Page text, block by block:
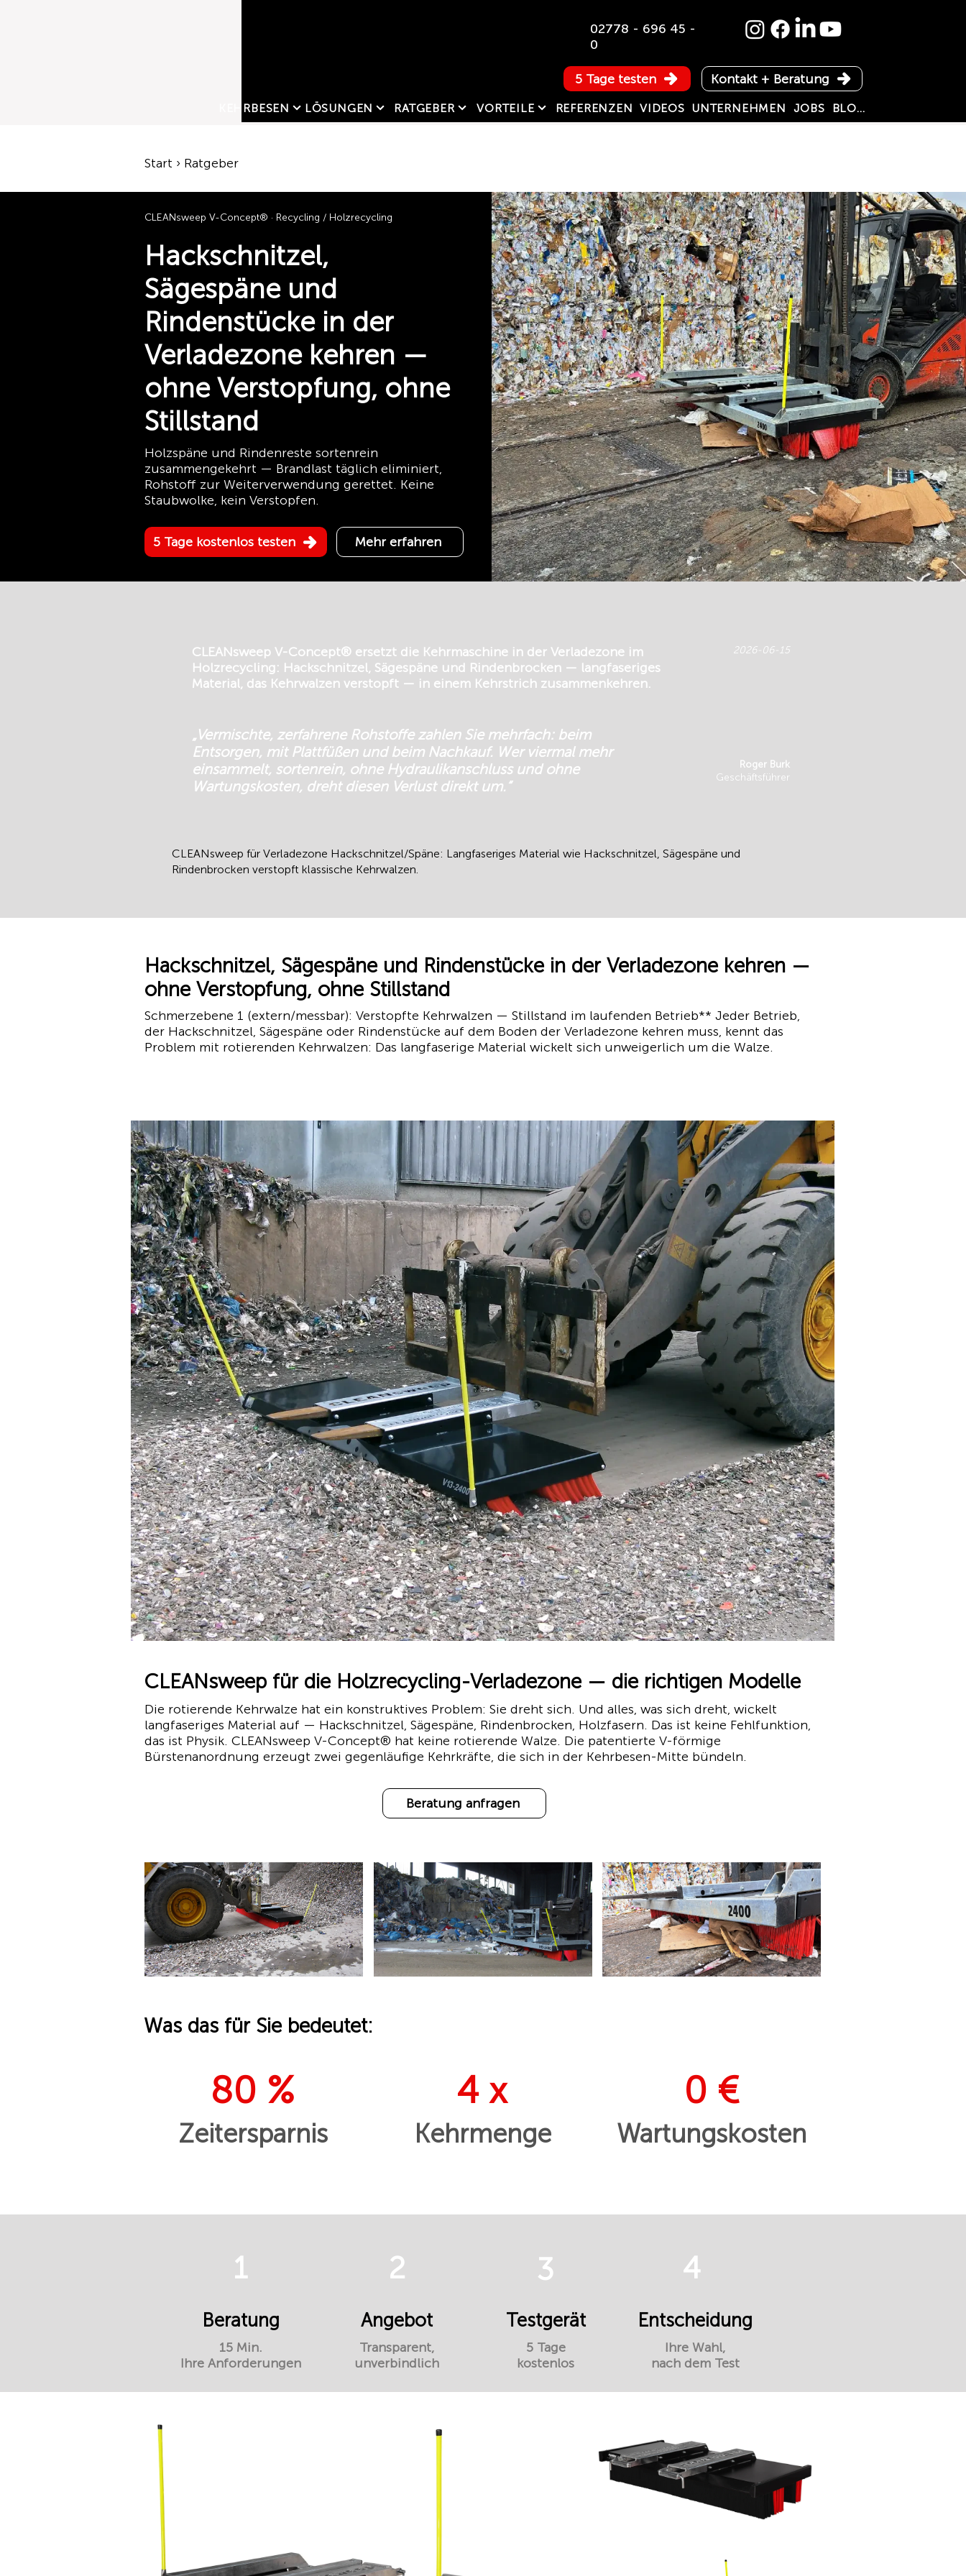
02778 - 696 45 -
0
Kontakt + Beratung
KEHRBESEN LÖSUNGEN RATGEBER VORTEILE REFERENZEN VIDEOS UNTERNEHMEN JOBS BLOG
5 Tage testen
Start › Ratgeber
CLEANsweep V-Concept® · Recycling / Holzrecycling
Hackschnitzel,
Sägespäne und
Rindenstücke in der
Verladezone kehren —
ohne Verstopfung, ohne
Stillstand
Holzspäne und Rindenreste sortenrein
zusammengekehrt — Brandlast täglich eliminiert,
Rohstoff zur Weiterverwendung gerettet. Keine
Staubwolke, kein Verstopfen.
5 Tage kostenlos testen Mehr erfahren
CLEANsweep V-Concept® ersetzt die Kehrmaschine in der Verladezone im
Holzrecycling: Hackschnitzel, Sägespäne und Rindenbrocken — langfaseriges
Material, das Kehrwalzen verstopft — in einem Kehrstrich zusammenkehren.
2026-06-15
„Vermischte, zerfahrene Rohstoffe zahlen Sie mehrfach: beim
Entsorgen, mit Plattfüßen und beim Nachkauf. Wer viermal mehr
einsammelt, sortenrein, ohne Hydraulikanschluss und ohne
Wartungskosten, dreht diesen Verlust direkt um.“
Roger Burk
Geschäftsführer
CLEANsweep für Verladezone Hackschnitzel/Späne: Langfaseriges Material wie Hackschnitzel, Sägespäne und
Rindenbrocken verstopft klassische Kehrwalzen.
Hackschnitzel, Sägespäne und Rindenstücke in der Verladezone kehren —
ohne Verstopfung, ohne Stillstand
Schmerzebene 1 (extern/messbar): Verstopfte Kehrwalzen — Stillstand im laufenden Betrieb** Jeder Betrieb,
der Hackschnitzel, Sägespäne oder Rindenstücke auf dem Boden der Verladezone kehren muss, kennt das
Problem mit rotierenden Kehrwalzen: Das langfaserige Material wickelt sich unweigerlich um die Walze.
CLEANsweep für die Holzrecycling-Verladezone — die richtigen Modelle
Die rotierende Kehrwalze hat ein konstruktives Problem: Sie dreht sich. Und alles, was sich dreht, wickelt
langfaseriges Material auf — Hackschnitzel, Sägespäne, Rindenbrocken, Holzfasern. Das ist keine Fehlfunktion,
das ist Physik. CLEANsweep V-Concept® hat keine rotierende Walze. Die patentierte V-förmige
Bürstenanordnung erzeugt zwei gegenläufige Kehrkräfte, die sich in der Kehrbesen-Mitte bündeln.
Beratung anfragen
Was das für Sie bedeutet:
80 %
Zeitersparnis
4 x
Kehrmenge
0 €
Wartungskosten
1
Beratung
15 Min.
Ihre Anforderungen
2
Angebot
Transparent,
unverbindlich
3
Testgerät
5 Tage
kostenlos
4
Entscheidung
Ihre Wahl,
nach dem Test